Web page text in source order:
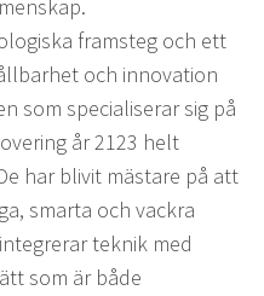
framsteg och ett
och innovation
som specialiserar sig på
år 2123 helt
har blivit mästare på att
smarta och vackra
teknik med
som är både